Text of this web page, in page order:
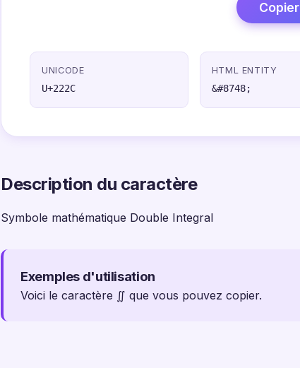
Copier
UNICODE
U+222C
HTML ENTITY
&#8748;
Description du caractère
Symbole mathématique Double Integral
Exemples d'utilisation
Voici le caractère ∬ que vous pouvez copier.